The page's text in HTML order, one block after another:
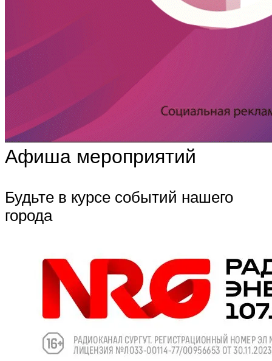
Афиша мероприятий
Будьте в курсе событий нашего
города